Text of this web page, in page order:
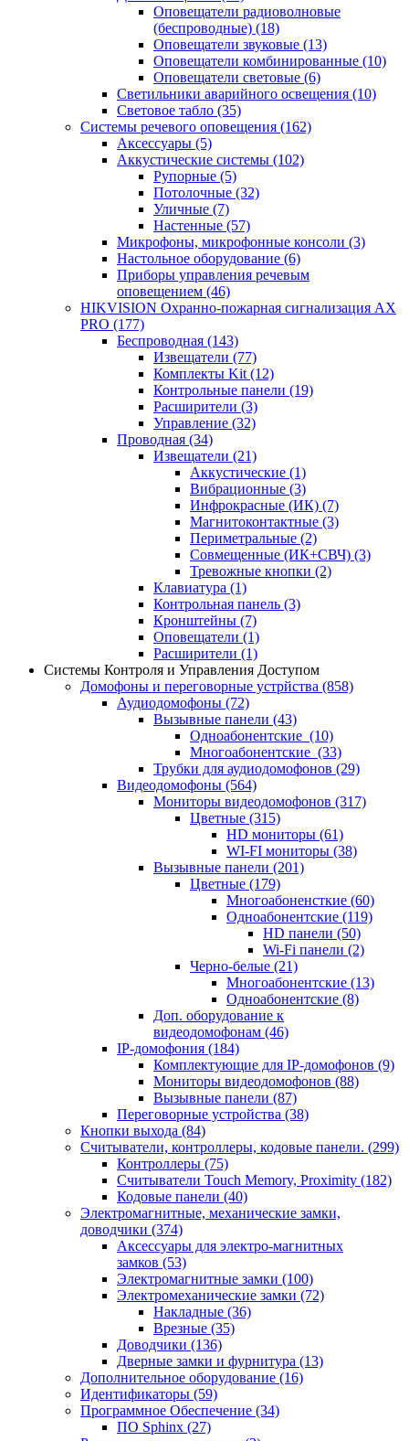
Оповещатели радиоволновые
(беспроводные) (18)
Оповещатели звуковые (13)
Оповещатели комбинированные (10)
Оповещатели световые (6)
Светильники аварийного освещения (10)
Световое табло (35)
Системы речевого оповещения (162)
Аксессуары (5)
Аккустические системы (102)
Рупорные (5)
Потолочные (32)
Уличные (7)
Настенные (57)
Микрофоны, микрофонные консоли (3)
Настольное оборудование (6)
Приборы управления речевым
оповещением (46)
HIKVISION Охранно-пожарная сигнализация AX
PRO (177)
Беспроводная (143)
Извещатели (77)
Комплекты Kit (12)
Контрольные панели (19)
Расширители (3)
Управление (32)
Проводная (34)
Извещатели (21)
Аккустические (1)
Вибрационные (3)
Инфрокрасные (ИК) (7)
Магнитоконтактные (3)
Периметральные (2)
Совмещенные (ИК+СВЧ) (3)
Тревожные кнопки (2)
Клавиатура (1)
Контрольная панель (3)
Кронштейны (7)
Оповещатели (1)
Расширители (1)
Системы Контроля и Управления Доступом
Домофоны и переговорные устрйства (858)
Аудиодомофоны (72)
Вызывные панели (43)
Одноабонентские (10)
Многоабонентские (33)
Трубки для аудиодомофонов (29)
Видеодомофоны (564)
Мониторы видеодомофонов (317)
Цветные (315)
HD мониторы (61)
WI-FI мониторы (38)
Вызывные панели (201)
Цветные (179)
Многоабоненсткие (60)
Одноабонентские (119)
HD панели (50)
Wi-Fi панели (2)
Черно-белые (21)
Многоабонентские (13)
Одноабонентские (8)
Доп. оборудование к
видеодомофонам (46)
IP-домофония (184)
Комплектующие для IP-домофонов (9)
Мониторы видеодомофонов (88)
Вызывные панели (87)
Переговорные устройства (38)
Кнопки выхода (84)
Считыватели, контроллеры, кодовые панели. (299)
Контроллеры (75)
Считыватели Touch Memory, Proximity (182)
Кодовые панели (40)
Электромагнитные, механические замки,
доводчики (374)
Аксессуары для электро-магнитных
замков (53)
Электромагнитные замки (100)
Электромеханические замки (72)
Накладные (36)
Врезные (35)
Доводчики (136)
Дверные замки и фурнитура (13)
Дополнительное оборудование (16)
Идентификаторы (59)
Программное Обеспечение (34)
ПО Sphinx (27)